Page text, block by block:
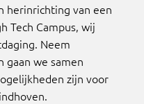
herinrichting van een
Tech Campus, wij
Neem
gaan we samen
zijn voor